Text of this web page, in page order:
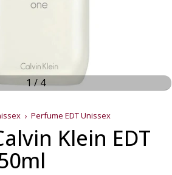
1/4
Perfume EDT Unissex
Klein EDT